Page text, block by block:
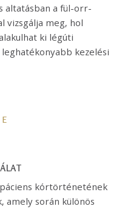
altatásban a fül-orr-
vizsgálja meg, hol
ki légúti
leghatékonyabb kezelési
kórtörténetének
amely során különös